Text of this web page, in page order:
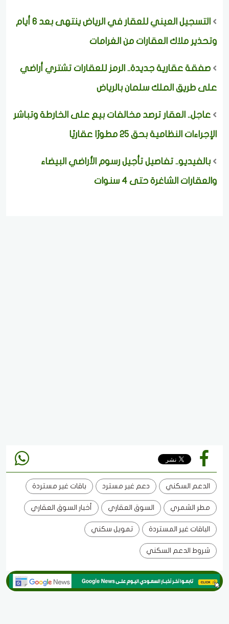
التسجيل العيني للعقار في الرياض ينتهى بعد 6 أيام
وتحذير ملاك العقارات من الغرامات
صفقة عقارية جديدة.. الرمز للعقارات تشتري أراضي
على طريق الملك سلمان بالرياض
عاجل.. العقار ترصد مخالفات بيع على الخارطة وتباشر
الإجراءات النظامية بحق 25 مطورًا عقاريًا
بالفيديو.. تفاصيل تأجيل رسوم الأراضي البيضاء
والعقارات الشاغرة حتى 4 سنوات
الدعم السكني دعم غير مسترد باقات غير مستردة
مطر الشمري السوق العقاري أخبار السوق العقاري
الباقات غير المستردة تمويل سكني
شروط الدعم السكني